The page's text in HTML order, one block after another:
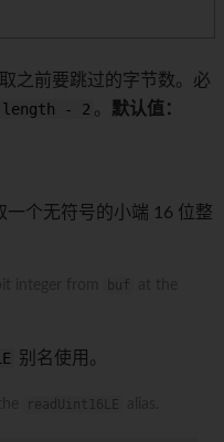
之前要跳过的字节数。必
- 2 。 默认值：
一个无符号的小端 16 位整
别名使用。